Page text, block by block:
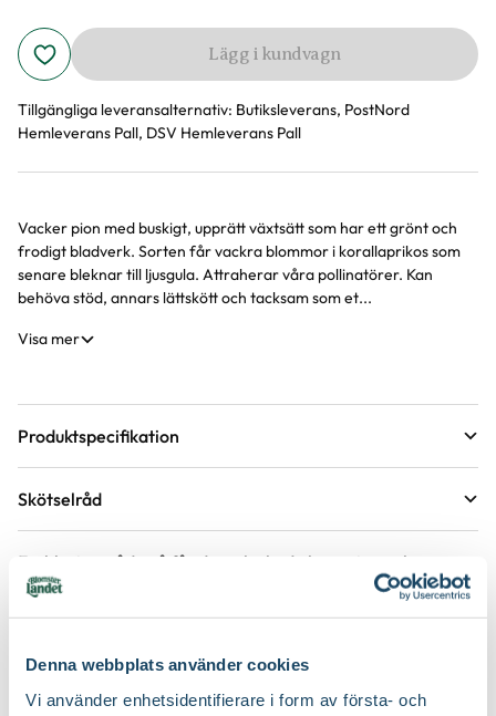
Denna webbplats använder cookies
Vi använder enhetsidentifierare i form av första- och
Lägg i kundvagn
Tillgängliga leveransalternativ: Butiksleverans, PostNord
Hemleverans Pall, DSV Hemleverans Pall
Produktinformation
Vacker pion med buskigt, upprätt växtsätt som har ett grönt och
frodigt bladverk. Sorten får vackra blommor i korallaprikos som
senare bleknar till ljusgula. Attraherar våra pollinatörer. Kan
behöva stöd, annars lättskött och tacksam som et...
Visa mer
Produktspecifikation
Krukstorlek
Höjd på trädgårdsväxter
Växtsätt
Blomfärg Rosa, Aprikos
Bladfärg Grön
Skötselråd
Läge Sol
Vad betyder övervintringsförmåga?
Antal per kvm 3 plantor
Etableringsråd - så får du en lyckad plantering och
tillväxt
torra perioder.
Håll rabatten fri från ogräs för att underlätta etablering.